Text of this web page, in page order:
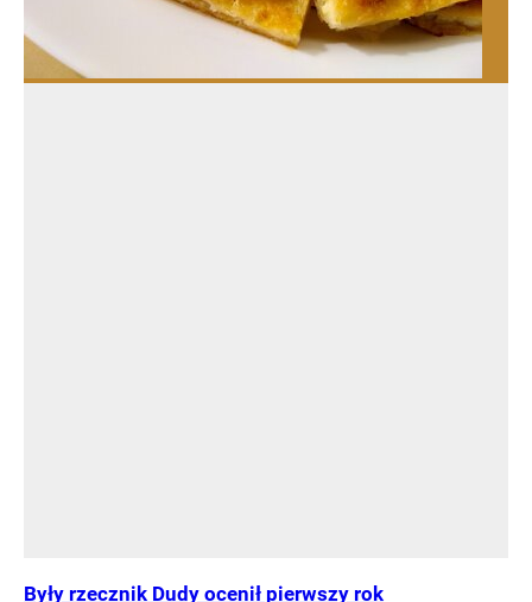
Były rzecznik Dudy ocenił pierwszy rok